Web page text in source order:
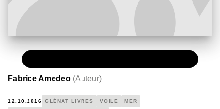
Fabrice Amedeo (Auteur)
12.10.2016 GLÉNAT LIVRES VOILE MER